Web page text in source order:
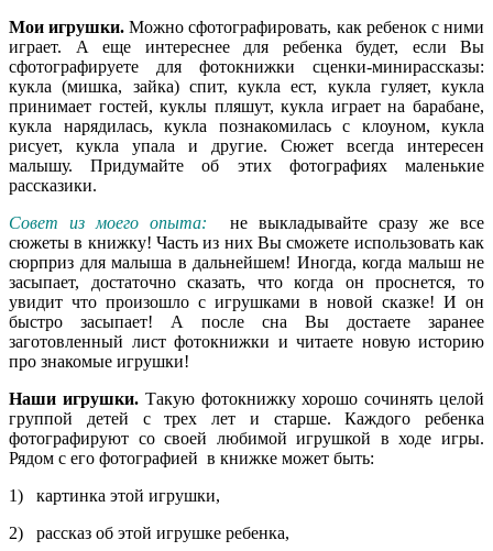
Мои игрушки. Можно сфотографировать, как ребенок с ними
играет. А еще интереснее для ребенка будет, если Вы
сфотографируете для фотокнижки сценки-минирассказы:
кукла (мишка, зайка) спит, кукла ест, кукла гуляет, кукла
принимает гостей, куклы пляшут, кукла играет на барабане,
кукла нарядилась, кукла познакомилась с клоуном, кукла
рисует, кукла упала и другие. Сюжет всегда интересен
малышу. Придумайте об этих фотографиях маленькие
рассказики.
Совет из моего опыта: не выкладывайте сразу же все
сюжеты в книжку! Часть из них Вы сможете использовать как
сюрприз для малыша в дальнейшем! Иногда, когда малыш не
засыпает, достаточно сказать, что когда он проснется, то
увидит что произошло с игрушками в новой сказке! И он
быстро засыпает! А после сна Вы достаете заранее
заготовленный лист фотокнижки и читаете новую историю
про знакомые игрушки!
Наши игрушки.Такую фотокнижку хорошо сочинять целой
группой детей с трех лет и старше. Каждого ребенка
фотографируют со своей любимой игрушкой в ходе игры.
Рядом с его фотографией в книжке может быть:
1) картинка этой игрушки,
2) рассказ об этой игрушке ребенка,